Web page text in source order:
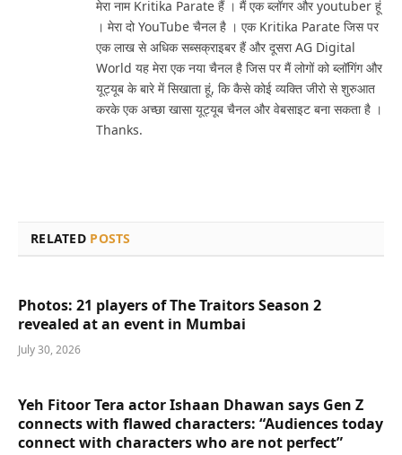
मेरा नाम Kritika Parate हैं । मैं एक ब्लॉगर और youtuber हूं
। मेरा दो YouTube चैनल है । एक Kritika Parate जिस पर
एक लाख से अधिक सब्सक्राइबर हैं और दूसरा AG Digital
World यह मेरा एक नया चैनल है जिस पर मैं लोगों को ब्लॉगिंग और
यूट्यूब के बारे में सिखाता हूं, कि कैसे कोई व्यक्ति जीरो से शुरुआत
करके एक अच्छा खासा यूट्यूब चैनल और वेबसाइट बना सकता है ।
Thanks.
RELATED POSTS
Photos: 21 players of The Traitors Season 2
revealed at an event in Mumbai
July 30, 2026
Yeh Fitoor Tera actor Ishaan Dhawan says Gen Z
connects with flawed characters: “Audiences today
connect with characters who are not perfect”